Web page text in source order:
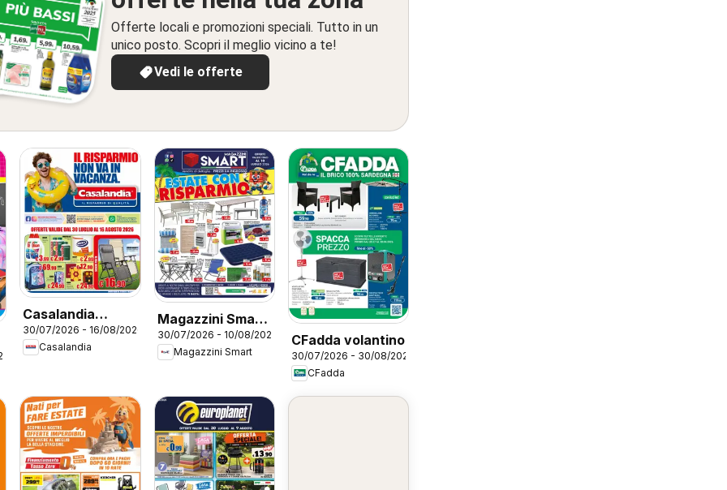
Offerte locali e promozioni speciali. Tutto in un
unico posto. Scopri il meglio vicino a te!
Vedi le offerte
Casalandia
volantino
30/07/2026 - 16/08/2026
Casalandia
Magazzini Smart
volantino
30/07/2026 - 10/08/2026
Magazzini Smart
CFadda volantino
30/07/2026 - 30/08/2026
CFadda